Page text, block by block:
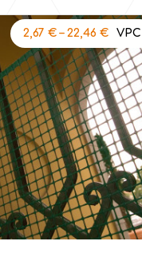
2,67€ –22,46€